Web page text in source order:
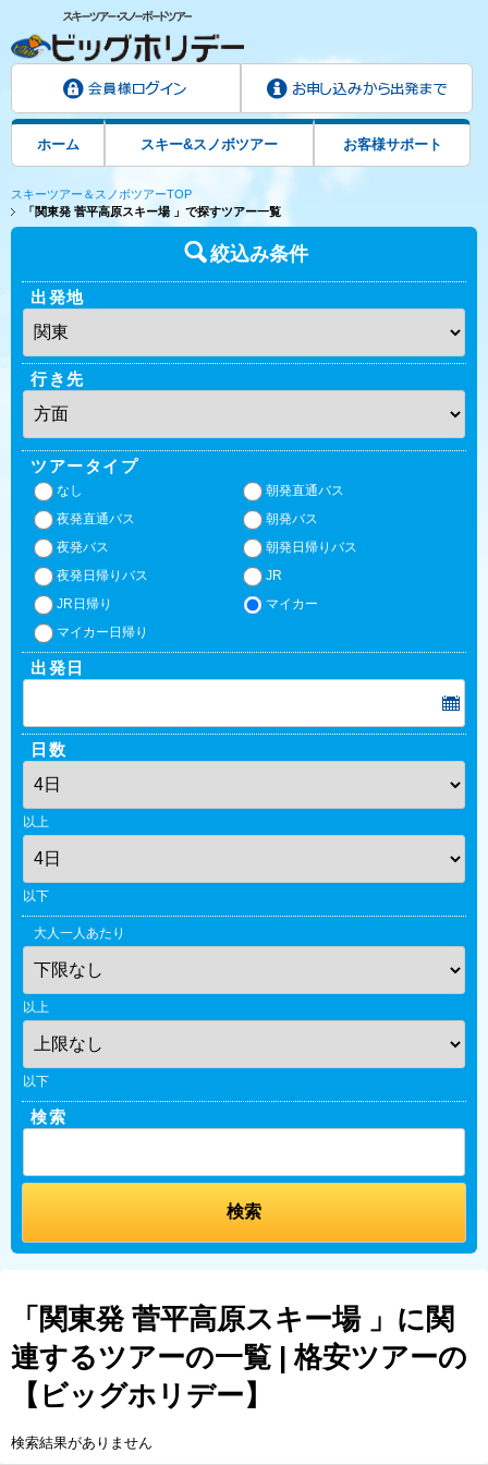
ホーム スキー&スノボツアー お客様サポート
スキーツアー＆スノボツアーTOP
「関東発 菅平高原スキー場 」で探すツアー一覧
絞込み条件
出発地
行き先
ツアータイプ
なし
朝発直通バス
夜発直通バス
朝発バス
夜発バス
朝発日帰りバス
夜発日帰りバス
JR
JR日帰り
マイカー
マイカー日帰り
出発日
日数
以上
以下
大人一人あたり
以上
以下
検索
「関東発 菅平高原スキー場 」に関
連するツアーの一覧 | 格安ツアーの
【ビッグホリデー】
検索結果がありません